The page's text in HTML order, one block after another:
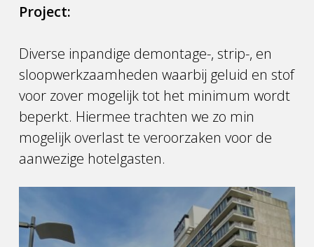
Project:
Diverse inpandige demontage-, strip-, en
sloopwerkzaamheden waarbij geluid en stof
voor zover mogelijk tot het minimum wordt
beperkt. Hiermee trachten we zo min
mogelijk overlast te veroorzaken voor de
aanwezige hotelgasten.